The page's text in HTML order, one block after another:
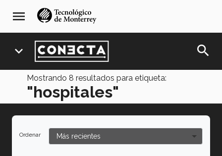
navegación
principal
menu
expand_more search
Mostrando 8 resultados para etiqueta:
"hospitales"
Ordenar